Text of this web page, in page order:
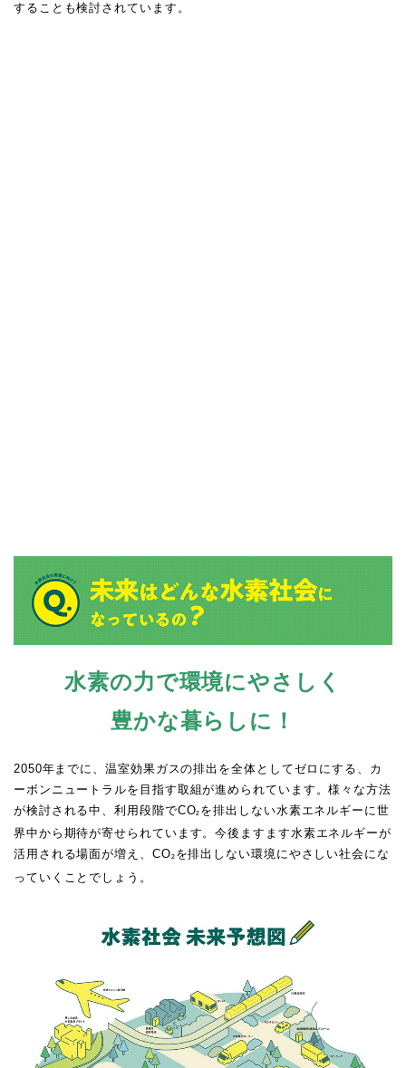
することも検討されています。
水素の力で環境にやさしく
豊かな暮らしに！
2050年までに、温室効果ガスの排出を全体としてゼロにする、カ
ーボンニュートラルを目指す取組が進められています。様々な方法
が検討される中、利用段階でCO²を排出しない水素エネルギーに世
界中から期待が寄せられています。今後ますます水素エネルギーが
活用される場面が増え、CO²を排出しない環境にやさしい社会にな
っていくことでしょう。